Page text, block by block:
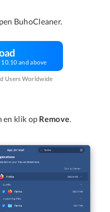
BuhoCleaner.
10.10 and above
Users Worldwide
en klik op Remove.